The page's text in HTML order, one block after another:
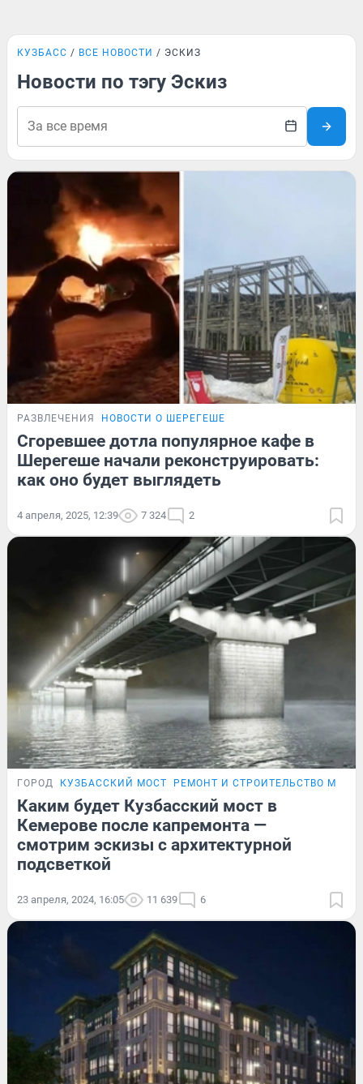
КУЗБАСС ВСЕ НОВОСТИ ЭСКИЗ
Новости по тэгу Эскиз
РАЗВЛЕЧЕНИЯ НОВОСТИ О ШЕРЕГЕШЕ
Сгоревшее дотла популярное кафе в
Шерегеше начали реконструировать:
как оно будет выглядеть
4 апреля, 2025, 12:39 7 324 2
ГОРОД КУЗБАССКИЙ МОСТ РЕМОНТ И СТРОИТЕЛЬСТВО
Каким будет Кузбасский мост в
Кемерове после капремонта —
смотрим эскизы с архитектурной
подсветкой
23 апреля, 2024, 16:05 11 639 6